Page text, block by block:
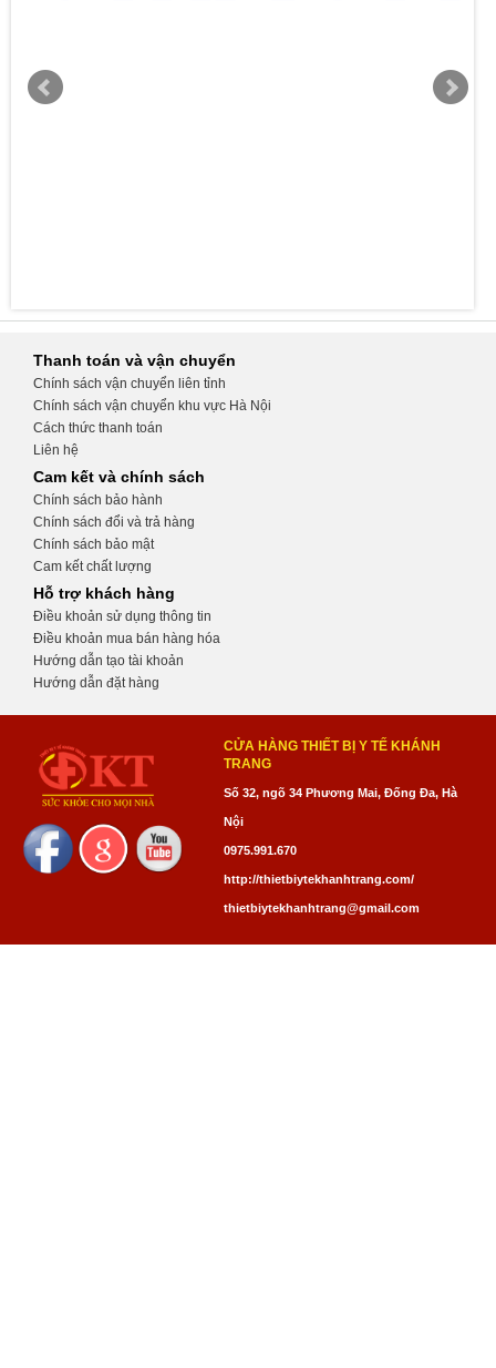
Thanh toán và vận chuyển
Chính sách vận chuyển liên tỉnh
Chính sách vận chuyển khu vực Hà Nội
Cách thức thanh toán
Liên hệ
Cam kết và chính sách
Chính sách bảo hành
Chính sách đổi và trả hàng
Chính sách bảo mật
Cam kết chất lượng
Hỗ trợ khách hàng
Điều khoản sử dụng thông tin
Điều khoản mua bán hàng hóa
Hướng dẫn tạo tài khoản
Hướng dẫn đặt hàng
CỬA HÀNG THIẾT BỊ Y TẾ KHÁNH
TRANG
Số 32, ngõ 34 Phương Mai, Đống Đa, Hà
Nội
0975.991.670
http://thietbiytekhanhtrang.com/
thietbiytekhanhtrang@gmail.com